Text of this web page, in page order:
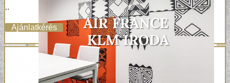
..
Ajánlatkérés